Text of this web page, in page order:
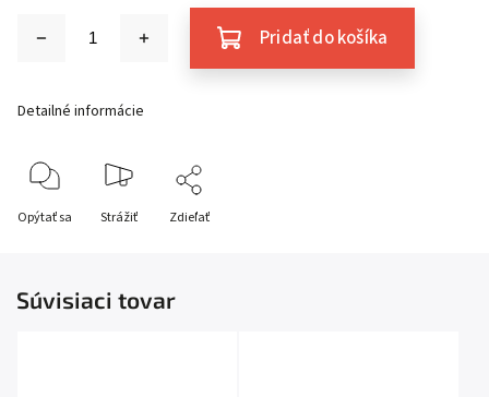
Pridať do košíka
Detailné informácie
Opýtať sa Strážiť Zdieľať
Súvisiaci tovar